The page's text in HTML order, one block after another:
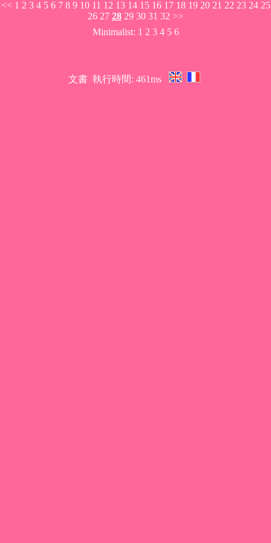
<< 1 2 3 4 5 6 7 8 9 10 11 12 13 14 15 16 17 18 19 20 21 22 23 24 25
26 27 28 29 30 31 32 >>
Minimalist: 1 2 3 4 5 6
文書 執行時間: 461ms